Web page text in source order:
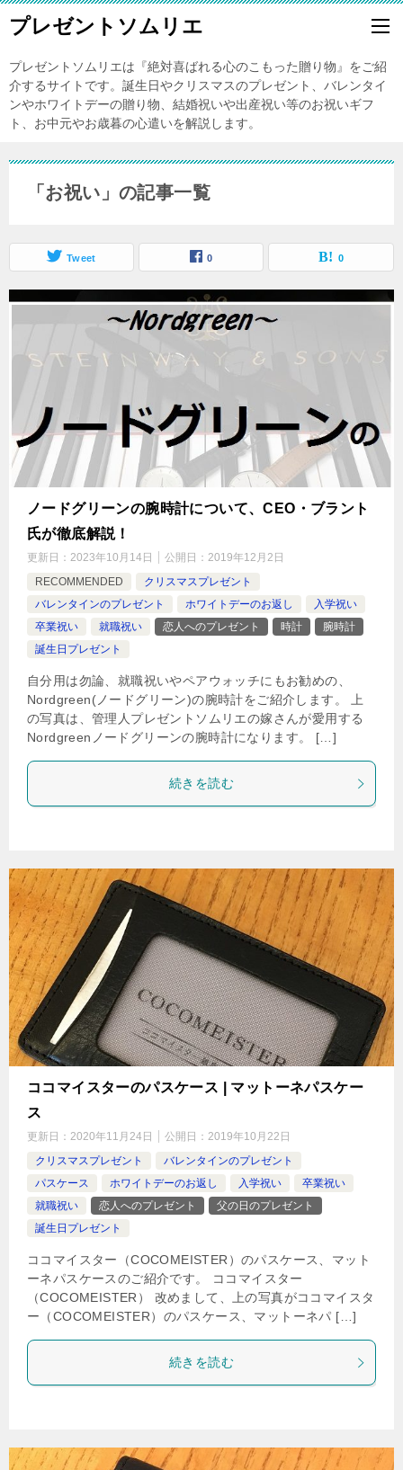
プレゼントソムリエ
プレゼントソムリエは『絶対喜ばれる心のこもった贈り物』をご紹
介するサイトです。誕生日やクリスマスのプレゼント、バレンタイ
ンやホワイトデーの贈り物、結婚祝いや出産祝い等のお祝いギフ
ト、お中元やお歳暮の心遣いを解説します。
「お祝い」の記事一覧
Tweet 0 0
ノードグリーンの腕時計について、CEO・ブラント
氏が徹底解説！
更新日： 2023年10月14日 公開日： 2019年12月2日
RECOMMENDED
クリスマスプレゼント
バレンタインのプレゼント
ホワイトデーのお返し
入学祝い
卒業祝い
就職祝い 恋人へのプレゼント 時計
腕時計
誕生日プレゼント
自分用は勿論、就職祝いやペアウォッチにもお勧めの、
Nordgreen(ノードグリーン)の腕時計をご紹介します。 上
の写真は、管理人プレゼントソムリエの嫁さんが愛用する
Nordgreenノードグリーンの腕時計になります。 […]
続きを読む
ココマイスターのパスケース | マットーネパスケー
ス
更新日： 2020年11月24日 公開日： 2019年10月22日
クリスマスプレゼント
バレンタインのプレゼント
パスケース
ホワイトデーのお返し 入学祝い
卒業祝い
就職祝い
恋人へのプレゼント
父の日のプレゼント
誕生日プレゼント
ココマイスター（COCOMEISTER）のパスケース、マット
ーネパスケースのご紹介です。 ココマイスター
（COCOMEISTER） 改めまして、上の写真がココマイスタ
ー（COCOMEISTER）のパスケース、マットーネパ […]
続きを読む